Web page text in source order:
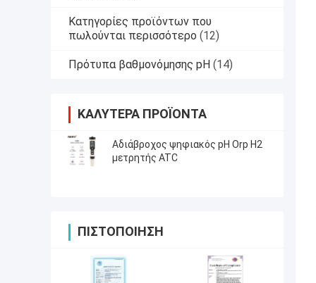
Κατηγορίες προϊόντων που
πωλούνται περισσότερο (12)
Πρότυπα βαθμονόμησης pH (14)
ΚΑΛΎΤΕΡΑ ΠΡΟΪΌΝΤΑ
Αδιάβροχος ψηφιακός pH Orp H2
μετρητής ATC
ΠΙΣΤΟΠΟΊΗΣΗ